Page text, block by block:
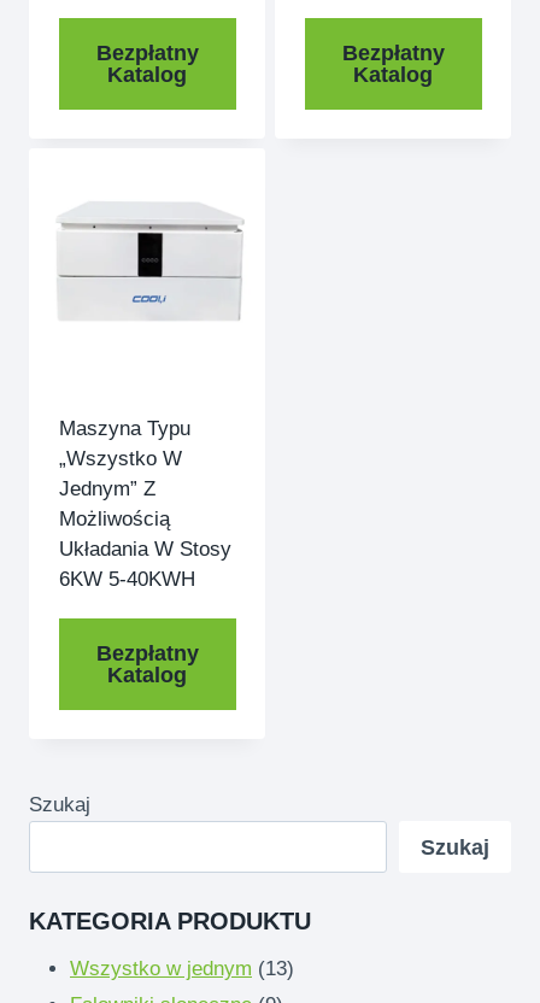
Bezpłatny
Katalog
Bezpłatny
Katalog
Maszyna Typu
„wszystko W
Jednym” Z
Możliwością
Układania W Stosy
6KW 5-40KWH
Bezpłatny
Katalog
Szukaj
Szukaj
KATEGORIA PRODUKTU
Wszystko w jednym 1313